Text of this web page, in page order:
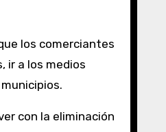
los comerciantes
ir a los medios
con la eliminación